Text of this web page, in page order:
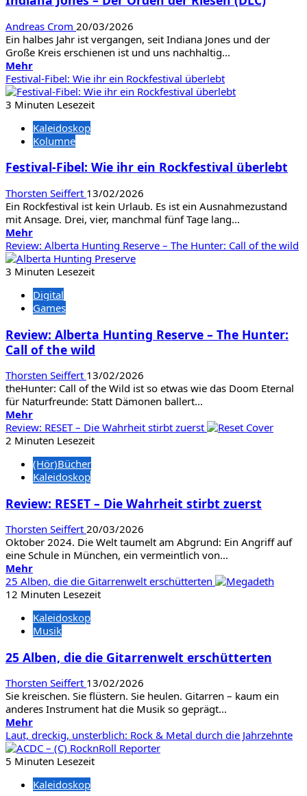
(Early
Access)
Andreas Crom 20/03/2026
Ein halbes Jahr ist vergangen, seit Indiana Jones und der
Große Kreis erschienen ist und uns nachhaltig...
MehrMehr
Informationen
über
Indiana
–
Der
der
(DLC)
Festival-Fibel: Wie ihr ein Rockfestival überlebt
3 Minuten Lesezeit
Kaleidoskop
Kolumne
Festival-Fibel: Wie ihr ein Rockfestival überlebt
Thorsten Seiffert 13/02/2026
Ein Rockfestival ist kein Urlaub. Es ist ein Ausnahmezustand
mit Ansage. Drei, vier, manchmal fünf Tage lang...
MehrMehr
Informationen
über
Festival-
Wie
ihr
Rockfestival
überlebt
Review: Alberta Hunting Reserve – The Hunter: Call of the wild
3 Minuten Lesezeit
Digital
Games
Review: Alberta Hunting Reserve – The Hunter:
Call of the wild
Thorsten Seiffert 13/02/2026
theHunter: Call of the Wild ist so etwas wie das Doom Eternal
für Naturfreunde: Statt Dämonen ballert...
MehrMehr
Informationen
über
Alberta
Hunting
–
Hunter:
Call
of
the
wild
Review: RESET – Die Wahrheit stirbt zuerst
2 Minuten Lesezeit
(Hör)Bücher
Kaleidoskop
Review: RESET – Die Wahrheit stirbt zuerst
Thorsten Seiffert 20/03/2026
Oktober 2024. Die Welt taumelt am Abgrund: Ein Angriff auf
eine Schule in München, ein vermeintlich von...
MehrMehr
Informationen
über
RESET
–
Wahrheit
zuerst
25 Alben, die die Gitarrenwelt erschütterten
12 Minuten Lesezeit
Kaleidoskop
Musik
25 Alben, die die Gitarrenwelt erschütterten
Thorsten Seiffert 13/02/2026
Sie kreischen. Sie flüstern. Sie heulen. Gitarren – kaum ein
anderes Instrument hat die Musik so geprägt...
MehrMehr
Informationen
über
25
die
Laut, dreckig, unsterblich: Rock & Metal durch die Jahrzehnte
5 Minuten Lesezeit
Kaleidoskop